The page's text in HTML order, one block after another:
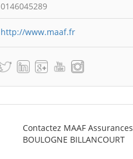
0146045289
http://www.maaf.fr
Contactez MAAF Assurances
BOULOGNE BILLANCOURT